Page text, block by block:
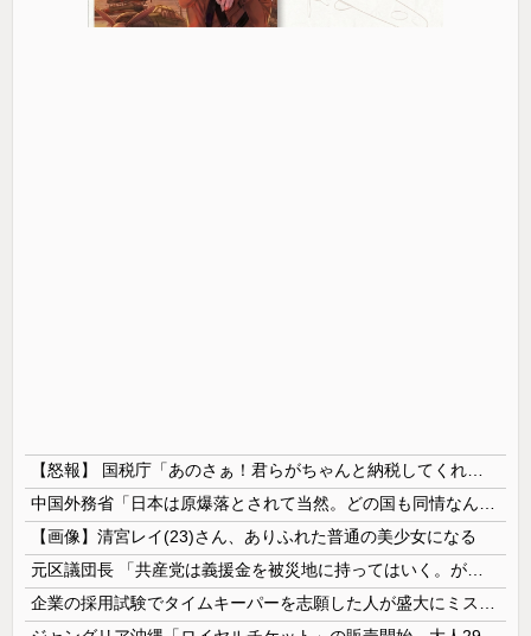
【画像】清宮レイ(23)さん、ありふれた普通の美少女になる